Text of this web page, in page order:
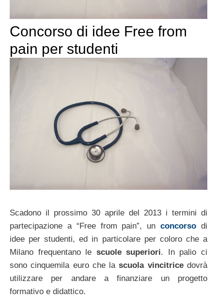
Concorso di idee Free from
pain per studenti
Scadono il prossimo 30 aprile del 2013 i termini di
partecipazione a “Free from pain”, unconcorso di
idee per studenti, ed in particolare per coloro che a
Milano frequentano le scuole superiori. In palio ci
sono cinquemila euro che lascuola vincitricedovrà
utilizzare per andare a finanziare un progetto
formativo e didattico.